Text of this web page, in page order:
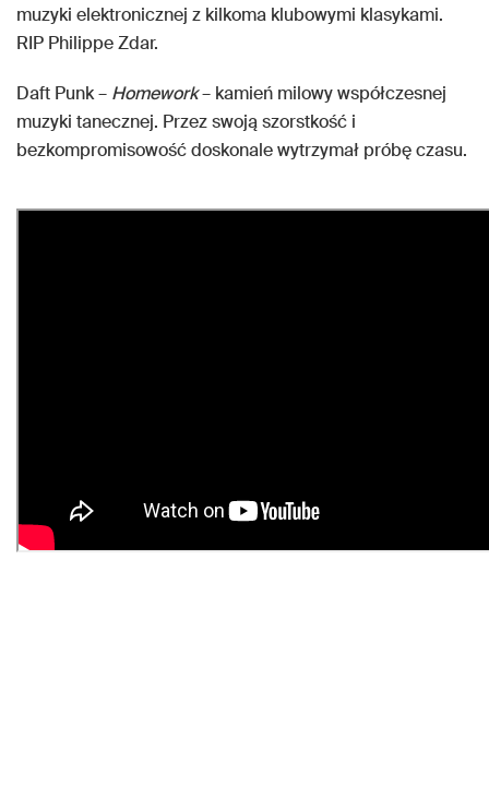
muzyki elektronicznej z kilkoma klubowymi klasykami.
RIP Philippe Zdar.
Daft Punk – Homework– kamień milowy współczesnej
muzyki tanecznej. Przez swoją szorstkość i
bezkompromisowość doskonale wytrzymał próbę czasu.